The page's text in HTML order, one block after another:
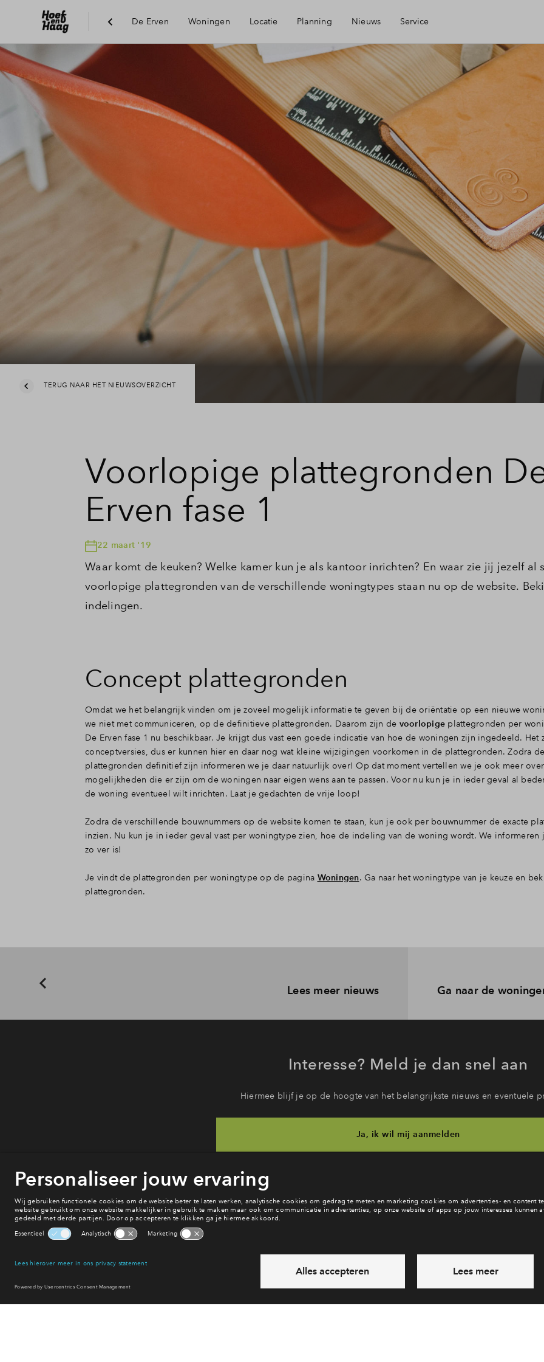
De Erven Woningen Locatie
Duurzaamheid
Planning Nieuws Service
Mijn Eigen Huis
Financiele check
Financiering
Toewijzing
Woning kopen
TERUG NAAR HET NIEUWSOVERZICHT
Voorlopige plattegronden
Erven fase 1
22 maart '19
Waar komt de keuken? Welke kamer kun je als kantoor inrichten? En waar zie jij jezelf al
voorlopige plattegronden van de verschillende woningtypes staan nu op de website.
indelingen.
Concept plattegronden
Omdat we het belangrijk vinden om je zoveel mogelijk informatie te geven bij de oriëntatie op een nieuwe
we niet met communiceren, op de definitieve plattegronden. Daarom zijn de voorlopige plattegronden per
De Erven fase 1 nu beschikbaar. Je krijgt dus vast een goede indicatie van hoe de woningen zijn ingedeeld. Het
conceptversies, dus er kunnen hier en daar nog wat kleine wijzigingen voorkomen in de plattegronden. Zodra
plattegronden definitief zijn informeren we je daar natuurlijk over! Op dat moment vertellen we je ook meer
mogelijkheden die er zijn om de woningen naar eigen wens aan te passen. Voor nu kun je in ieder geval al
de woning eventueel wilt inrichten. Laat je gedachten de vrije loop!
Zodra de verschillende bouwnummers op de website komen te staan, kun je ook per bouwnummer de exacte
inzien. Nu kun je in ieder geval vast per woningtype zien, hoe de indeling van de woning wordt. We informeren
zo ver is!
Je vindt de plattegronden per woningtype op de pagina Woningen. Ga naar het woningtype van je keuze en
plattegronden.
Lees meer nieuws Ga naar de
Interesse? Meld je dan snel aan
Hiermee blijf je op de hoogte van het belangrijkste nieuws en eventuele
Ja, ik wil mij aanmelden
Heb je een vraag en wil je direct antwoord? Bel ons op
6 dagen per week beschikbaar (behalve tijdens feestdagen)
via telefoon